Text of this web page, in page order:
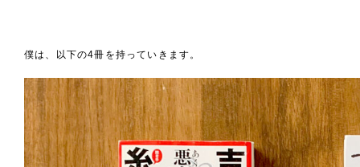
僕は、以下の4冊を持っていきます。